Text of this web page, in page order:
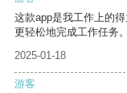
这款app是我工作上的
更轻松地完成工作任务。
2025-01-18
游客